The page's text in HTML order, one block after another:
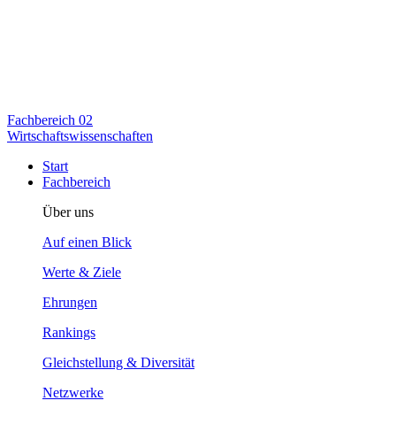
Fachbereich 02
Wirtschaftswissenschaften
Start
Fachbereich
Über uns
Auf einen Blick
Werte & Ziele
Ehrungen
Rankings
Gleichstellung & Diversität
Netzwerke